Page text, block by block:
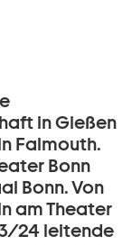
in Gießen
Falmouth.
Bonn
Bonn. Von
am Theater
24 leitende